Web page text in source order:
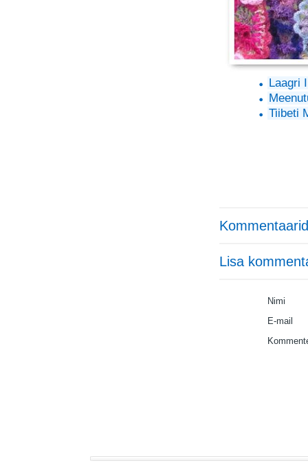
Laagri
Tiibeti
Lisa
Nimi
E-mail